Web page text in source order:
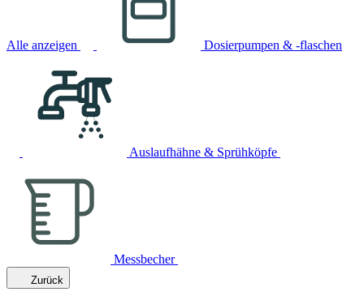
Alle anzeigen Dosierpumpen & -flaschen
Auslaufhähne & Sprühköpfe
Messbecher
Zurück